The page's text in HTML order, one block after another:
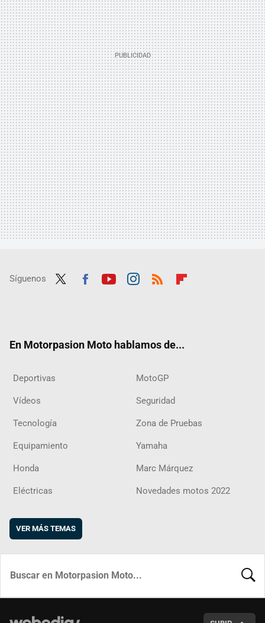
Síguenos
En Motorpasion Moto hablamos de...
Deportivas MotoGP
Vídeos Seguridad
Tecnología Zona de Pruebas
Equipamiento Yamaha
Honda Marc Márquez
Eléctricas Novedades motos 2022
VER MÁS TEMAS